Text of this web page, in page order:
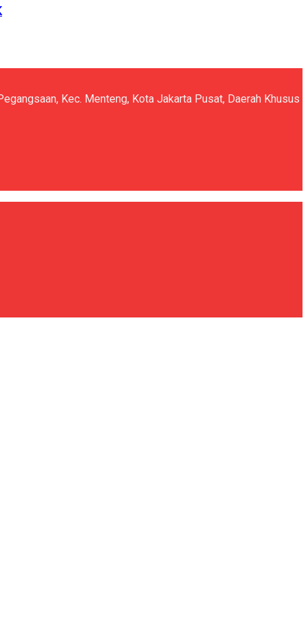
Kec. Menteng, Kota Jakarta Pusat, Daerah Khusus